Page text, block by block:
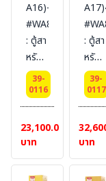
Packing
dimension
165x150x86
SYSBEL
(ไม่
รวม
Ext
(ไม่
รวม
A16)-15L
#WA810041
: ตู้สา
หรับ
เก็บ
ของเหลว
ไวไฟ
Flammable
Cabinets
15 L
1
39-
0116
23,100.00
บาท
: ตู้สา
หรับ
เก็บ
ของเ
ไวไฟ
45 L
39-
0117
บาท